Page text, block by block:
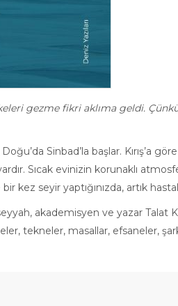
gezme fikri aklıma geldi.
Doğu’da Sinbad’la başlar.
Sıcak evinizin korunaklı
kez seyir yaptığınızda, artık
akademisyen ve yazar Talat
tekneler, masallar, efsaneler,